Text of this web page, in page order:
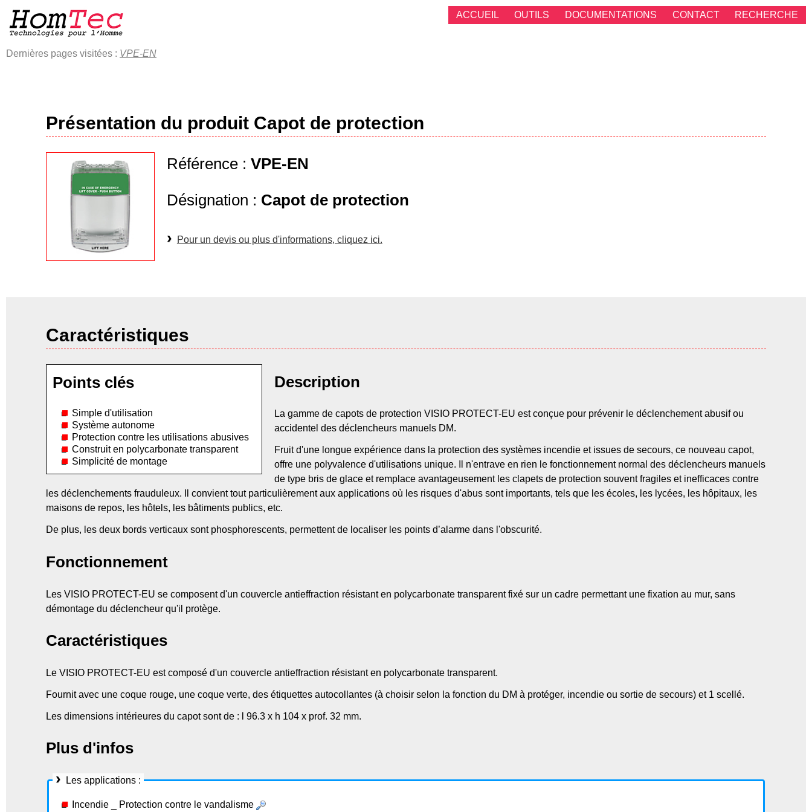
RECHERCHE
CONTACT
DOCUMENTATIONS
OUTILS
ACCUEIL
Dernières pages visitées : VPE-EN
Présentation du produit Capot de protection
Référence :VPE-EN
Désignation : Capot de protection
Pour un devis ou plus d'informations, cliquez ici.
Caractéristiques
Points clés
Simple d'utilisation
Système autonome
Protection contre les utilisations abusives
Construit en polycarbonate transparent
Simplicité de montage
Description
La gamme de capots de protection VISIO PROTECT-EU est conçue pour prévenir le déclenchement abusif ou
accidentel des déclencheurs manuels DM.
Fruit d'une longue expérience dans la protection des systèmes incendie et issues de secours, ce nouveau capot,
offre une polyvalence d'utilisations unique. Il n'entrave en rien le fonctionnement normal des déclencheurs manuels
de type bris de glace et remplace avantageusement les clapets de protection souvent fragiles et inefficaces contre
les déclenchements frauduleux. Il convient tout particulièrement aux applications où les risques d'abus sont importants, tels que les écoles, les lycées, les hôpitaux, les
maisons de repos, les hôtels, les bâtiments publics, etc.
De plus, les deux bords verticaux sont phosphorescents, permettent de localiser les points d’alarme dans l'obscurité.
Fonctionnement
Les VISIO PROTECT-EU se composent d'un couvercle antieffraction résistant en polycarbonate transparent fixé sur un cadre permettant une fixation au mur, sans
démontage du déclencheur qu'il protège.
Caractéristiques
Le VISIO PROTECT-EU est composé d'un couvercle antieffraction résistant en polycarbonate transparent.
Fournit avec une coque rouge, une coque verte, des étiquettes autocollantes (à choisir selon la fonction du DM à protéger, incendie ou sortie de secours) et 1 scellé.
Les dimensions intérieures du capot sont de : l 96.3 x h 104 x prof. 32 mm.
Plus d'infos
Les applications :
Incendie _ Protection contre le vandalisme